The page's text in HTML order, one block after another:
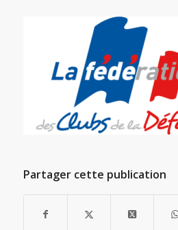
Partager cette publication